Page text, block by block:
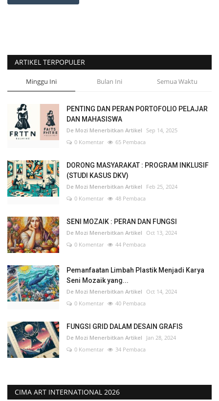
ARTIKEL TERPOPULER
Minggu Ini Bulan Ini Semua Waktu
PENTING DAN PERAN PORTOFOLIO PELAJAR
DAN MAHASISWA
De Mozi Menerbitkan Artikel
Sep 14, 2025
0 Komentar
65 Pembaca
DORONG MASYARAKAT : PROGRAM INKLUSIF
(STUDI KASUS DKV)
De Mozi Menerbitkan Artikel
Feb 25, 2024
0 Komentar
48 Pembaca
SENI MOZAIK : PERAN DAN FUNGSI
De Mozi Menerbitkan Artikel
Oct 13, 2024
0 Komentar
44 Pembaca
Pemanfaatan Limbah Plastik Menjadi Karya
Seni Mozaik yang...
De Mozi Menerbitkan Artikel
Oct 14, 2024
0 Komentar
40 Pembaca
FUNGSI GRID DALAM DESAIN GRAFIS
De Mozi Menerbitkan Artikel
Jan 28, 2024
0 Komentar
34 Pembaca
CIMA ART INTERNATIONAL 2026